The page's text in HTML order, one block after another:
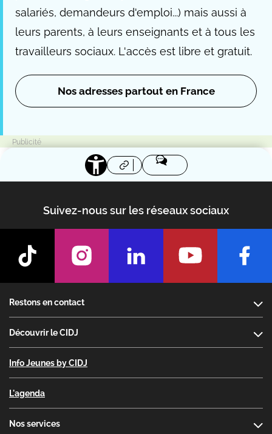
salariés, demandeurs d'emploi...) mais aussi à
leurs parents, à leurs enseignants et à tous les
travailleurs sociaux. L'accès est libre et gratuit.
Nos adresses partout en France
Suivez-nous sur les réseaux sociaux
Restons en contact
Découvrir le CIDJ
Info Jeunes by CIDJ
L'agenda
Nos services